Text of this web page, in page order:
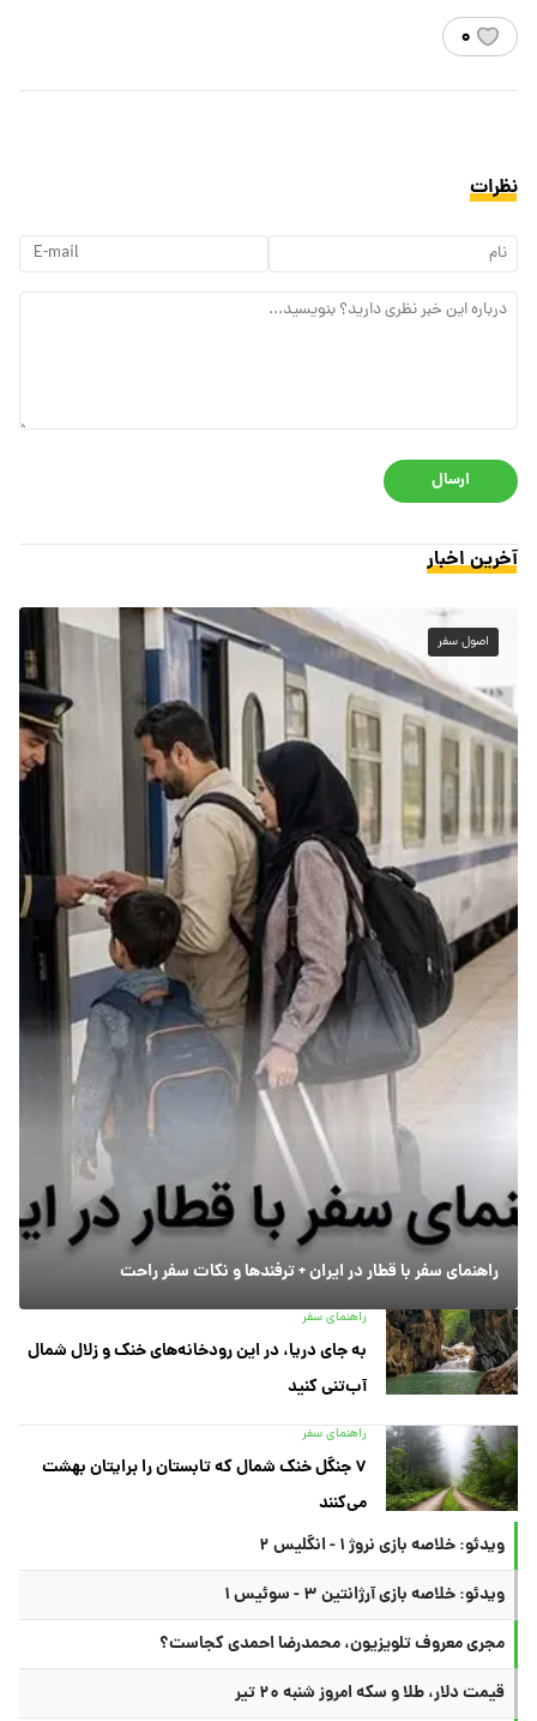
۰
نظرات
ارسال
آخرین اخبار
اصول سفر
راهنمای سفر با قطار در ایران + ترفندها و نکات سفر راحت
راهنمای سفر
به جای دریا، در این رودخانه‌های خنک و زلال شمال
آب‌تنی کنید
راهنمای سفر
۷ جنگل خنک شمال که تابستان را برایتان بهشت
می‌کنند
ویدئو: خلاصه بازی نروژ ۱ - انگلیس ۲
ویدئو: خلاصه بازی آرژانتین ۳ - سوئیس ۱
مجری معروف تلویزیون، محمدرضا احمدی کجاست؟
قیمت دلار، طلا و سکه امروز شنبه ۲۰ تیر